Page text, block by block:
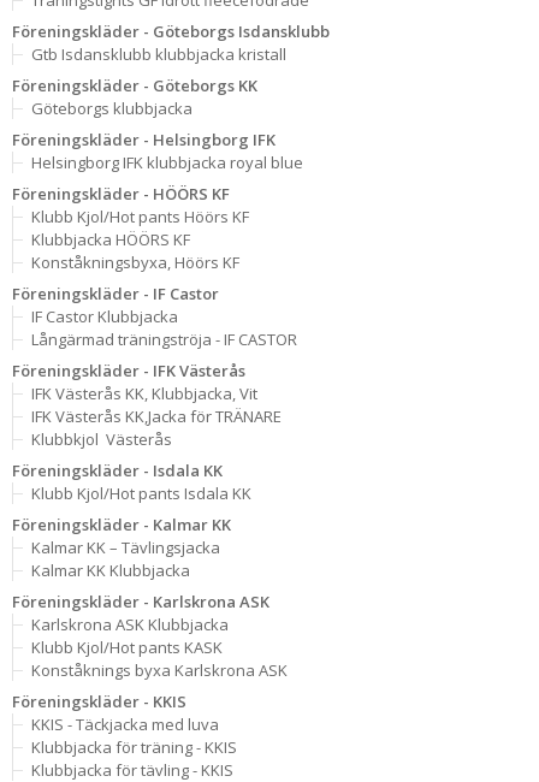
Föreningskläder - Göteborgs Isdansklubb
Gtb Isdansklubb klubbjacka kristall
Föreningskläder - Göteborgs KK
Göteborgs klubbjacka
Föreningskläder - Helsingborg IFK
Helsingborg IFK klubbjacka royal blue
Föreningskläder - HÖÖRS KF
Klubb Kjol/Hot pants Höörs KF
Klubbjacka HÖÖRS KF
Konståkningsbyxa, Höörs KF
Föreningskläder - IF Castor
IF Castor Klubbjacka
Långärmad träningströja - IF CASTOR
Föreningskläder - IFK Västerås
IFK Västerås KK, Klubbjacka, Vit
IFK Västerås KK,Jacka för TRÄNARE
Klubbkjol  Västerås
Föreningskläder - Isdala KK
Klubb Kjol/Hot pants Isdala KK
Föreningskläder - Kalmar KK
Kalmar KK – Tävlingsjacka
Kalmar KK Klubbjacka
Föreningskläder - Karlskrona ASK
Karlskrona ASK Klubbjacka
Klubb Kjol/Hot pants KASK
Konståknings byxa Karlskrona ASK
Föreningskläder - KKIS
KKIS - Täckjacka med luva
Klubbjacka för träning - KKIS
Klubbjacka för tävling - KKIS